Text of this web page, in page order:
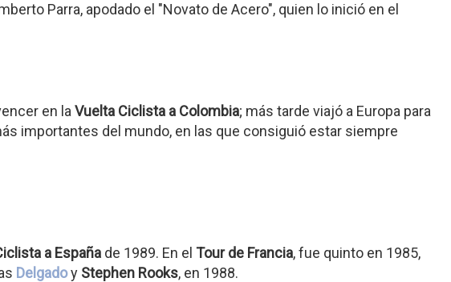
Parra, apodado el "Novato de Acero", quien lo inició en el
en la Vuelta Ciclista a Colombia; más tarde viajó a Europa para
importantes del mundo, en las que consiguió estar siempre
a España de 1989. En el Tour de Francia, fue quinto en 1985,
Delgadoy Stephen Rooks, en 1988.